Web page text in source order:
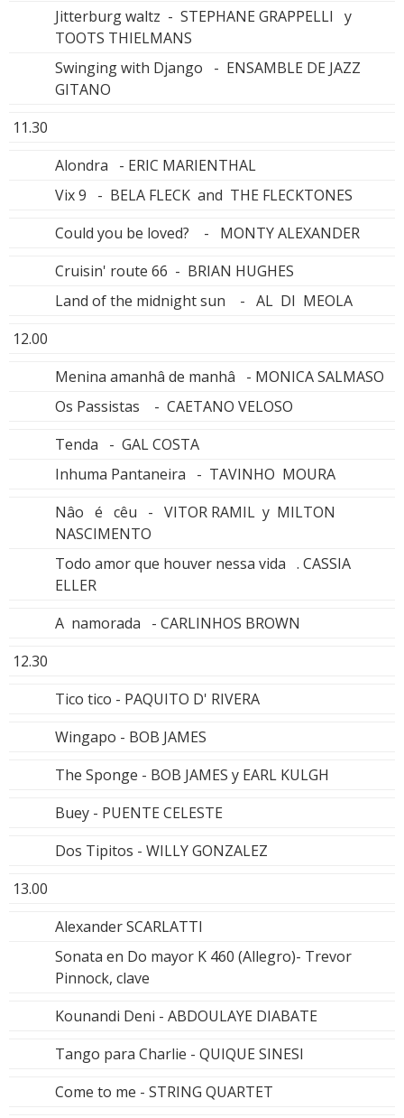
Jitterburg waltz - STEPHANE GRAPPELLI y
TOOTS THIELMANS
Swinging with Django - ENSAMBLE DE JAZZ
GITANO
11.30
Alondra - ERIC MARIENTHAL
Vix 9 - BELA FLECK and THE FLECKTONES
Could you be loved? - MONTY ALEXANDER
Cruisin' route 66 - BRIAN HUGHES
Land of the midnight sun - AL DI MEOLA
12.00
Menina amanhâ de manhâ - MONICA SALMASO
Os Passistas - CAETANO VELOSO
Tenda - GAL COSTA
Inhuma Pantaneira - TAVINHO MOURA
Nâo é cêu - VITOR RAMIL y MILTON
NASCIMENTO
Todo amor que houver nessa vida . CASSIA
ELLER
A namorada - CARLINHOS BROWN
12.30
Tico tico - PAQUITO D' RIVERA
Wingapo - BOB JAMES
The Sponge - BOB JAMES y EARL KULGH
Buey - PUENTE CELESTE
Dos Tipitos - WILLY GONZALEZ
13.00
Alexander SCARLATTI
Sonata en Do mayor K 460 (Allegro)- Trevor
Pinnock, clave
Kounandi Deni - ABDOULAYE DIABATE
Tango para Charlie - QUIQUE SINESI
Come to me - STRING QUARTET